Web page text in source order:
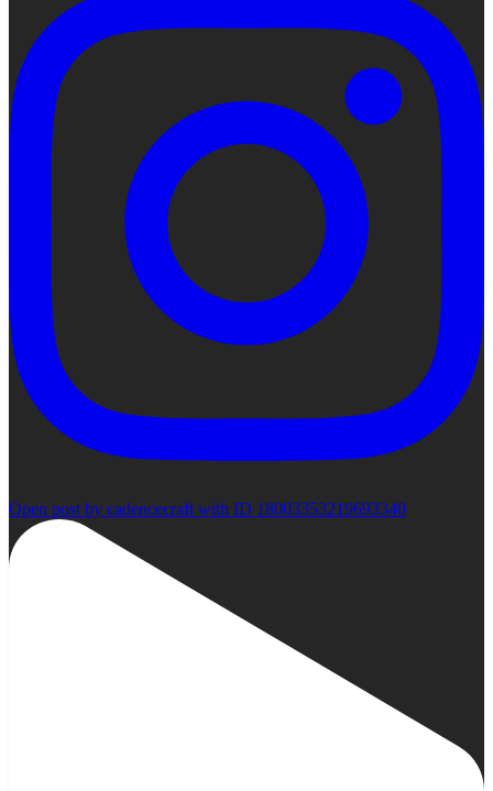
Open post by cadencecraft with ID 18003353219693340